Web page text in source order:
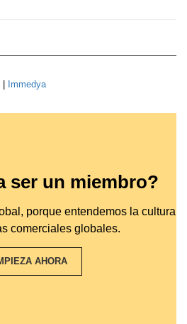
| Immedya
ser un miembro?
porque entendemos la cultura
comerciales globales.
AHORA